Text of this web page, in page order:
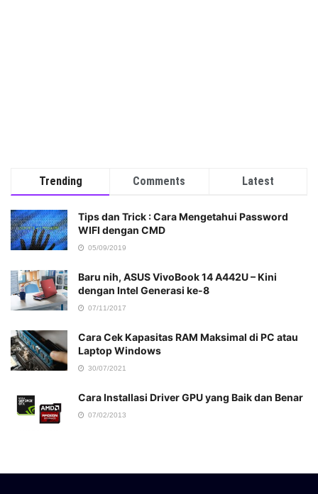
Trending Comments Latest
Tips dan Trick : Cara Mengetahui Password
WIFI dengan CMD
05/09/2019
Baru nih, ASUS VivoBook 14 A442U – Kini
dengan Intel Generasi ke-8
07/11/2017
Cara Cek Kapasitas RAM Maksimal di PC atau
Laptop Windows
30/07/2021
Cara Installasi Driver GPU yang Baik dan Benar
07/02/2013